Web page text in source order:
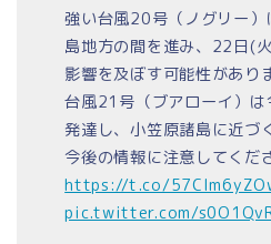
強い台風20号（ノグリー
島地方の間を進み、22日(
影響を及ぼす可能性があり
台風21号（ブアローイ）は
発達し、小笠原諸島に近づ
今後の情報に注意してくだ
https://t.co/
pic.twitter.com/